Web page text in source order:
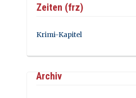
Zeiten (frz)
Krimi-Kapitel
Archiv